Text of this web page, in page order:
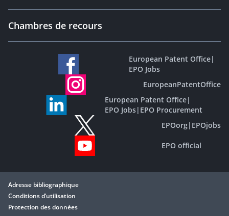
Chambres de recours
European Patent Office|
EPO Jobs
EuropeanPatentOffice
European Patent Office|
EPO Jobs| EPO Procurement
EPOorg| EPOjobs
EPO official
Adresse bibliographique
Conditions d’utilisation
Protection des données